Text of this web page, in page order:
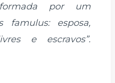
formada por um
famulus: esposa,
e escravos”.